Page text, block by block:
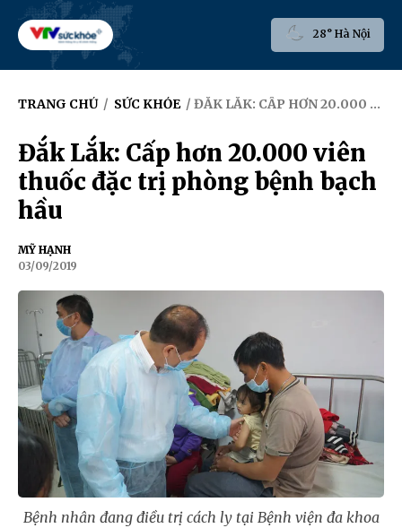
28° Hà Nội
TRANG CHỦ / SỨC KHỎE / ĐẮK LẮK: CẤP HƠN 20.000 VIÊN THUỐC ĐẶC TRỊ PHÒNG BỆNH BẠCH HẦU
Đắk Lắk: Cấp hơn 20.000 viên
thuốc đặc trị phòng bệnh bạch
hầu
MỸ HẠNH
03/09/2019
Bệnh nhân đang điều trị cách ly tại Bệnh viện đa khoa